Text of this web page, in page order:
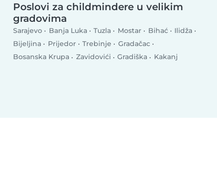
Poslovi za childmindere u velikim
gradovima
Sarajevo Banja Luka Tuzla Mostar Bihać
Ilidža
Bijeljina
Prijedor Trebinje
Gradačac
Bosanska Krupa
Zavidovići Gradiška Kakanj